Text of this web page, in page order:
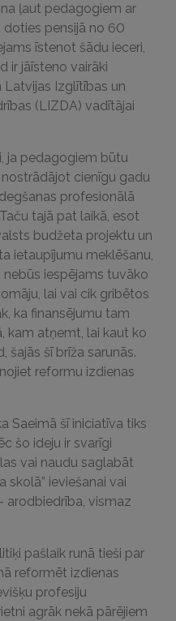
ļaut pedagogiem ar
pensijā no 60
īstenot šādu ieceri,
ir jāīsteno vairāki
Latvijas Izglītības un
(LIZDA) vadītājai
ja pedagogiem būtu
cienīgu gadu
profesionālā
tajā pat laikā, esot
budžeta projektu un
ietaupījumu meklēšanu,
iespējams tuvāko
lai vai cik gribētos
ka finansējumu tam
kam atņemt, lai kaut ko
šajās šī brīža sarunās.
reformu izdienas
Saeimā šī iniciatīva tiks
šo ideju ir svarīgi
vai naudu saglabāt
skolā” ieviešanai vai
arodbiedrība, vismaz
pašlaik runā tieši par
reformēt izdienas
profesiju
agrāk nekā pārējiem